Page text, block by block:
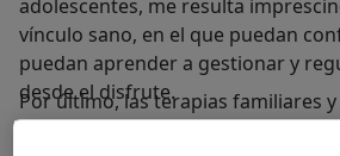
adolescentes, me resulta
vínculo sano, en el que puedan
puedan aprender a gestionar y
desde el disfrute.
Por último, las terapias familiares